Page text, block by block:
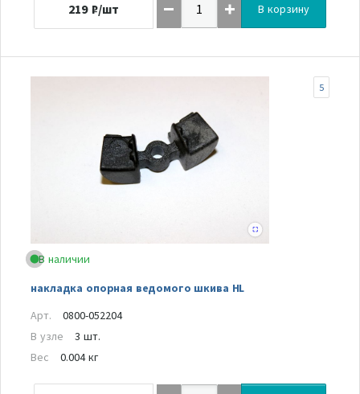
219 ₽/шт В корзину
В наличии
накладка опорная ведомого шкива HL
5
Арт.
0800-052204
В узле
3 шт.
Вес
0.004 кг